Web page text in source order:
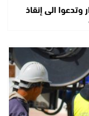
وتدعوا الى إنقاذ